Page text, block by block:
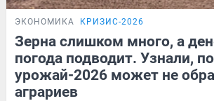
ЭКОНОМИКА КРИЗИС-2026
Зерна слишком много, а
погода подводит. Узнали,
урожай-2026 может не
аграриев